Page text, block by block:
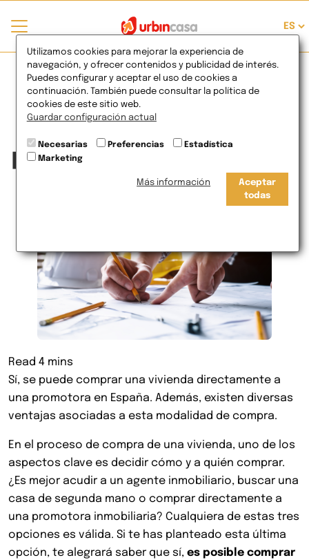
¿Se puede comprar
una vivienda
directamente a una
promotora en España?
Sí, se puede comprar una vivienda directamente a
una promotora en España. Además, existen diversas
ventajas asociadas a esta modalidad de compra.
En el proceso de compra de una vivienda, uno de los
aspectos clave es decidir cómo y a quién comprar.
¿Es mejor acudir a un agente inmobiliario, buscar una
casa de segunda mano o comprar directamente a
una promotora inmobiliaria? Cualquiera de estas tres
opciones es válida. Si te has planteado esta última
opción, te alegrará saber que sí, es posible comprar
Utilizamos cookies para mejorar la experiencia de
navegación, y ofrecer contenidos y publicidad de interés.
Puedes configurar y aceptar el uso de cookies a
continuación. También puede consultar la política de
cookies de este sitio web.
Guardar configuración actual
Necesarias Preferencias
Estadística
Marketing
Más información
Aceptar
todas